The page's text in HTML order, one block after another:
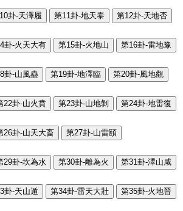
卦-天澤履 第11卦-地天泰 第12卦-天地否
卦-火天大有 第15卦-火地山 第16卦-雷地豫
卦-山風蠱 第19卦-地澤臨 第20卦-風地觀
22卦-山火賁 第23卦-山地剝 第24卦-地雷復
26卦-山天大畜 第27卦-山雷頤
29卦-坎為水 第30卦-離為火 第31卦-澤山咸
卦-天山遁 第34卦-雷天大壯 第35卦-火地晉